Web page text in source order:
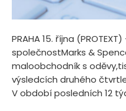
PRAHA 15. října
společnostMarks &
maloobchodník s
výsledcích druhého
V období posledních 12